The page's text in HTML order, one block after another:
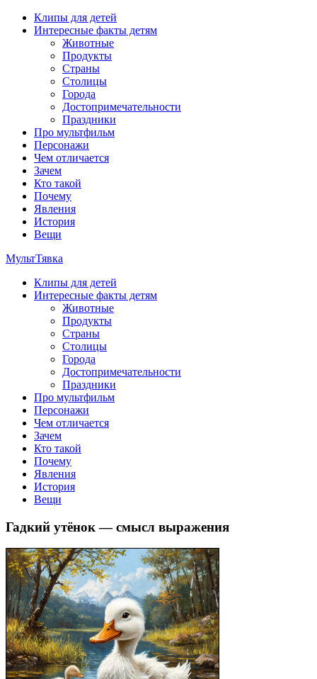
Перейти
содержимому
Клипы для детей
Интересные факты детям
Животные
Продукты
Страны
Столицы
Города
Достопримечательности
Праздники
Про мультфильм
Персонажи
Чем отличается
Зачем
Кто такой
Почему
Явления
История
Вещи
МультТявка
интересные факты про страны, столицы и города, клипы из
мультфильмов, мульт-клипы, песни из мультиков, детские
клипы, интересные факты о мультфильмах и про персонажей
мультфильмов
Клипы для детей
Интересные факты детям
Животные
Продукты
Страны
Столицы
Города
Достопримечательности
Праздники
Про мультфильм
Персонажи
Чем отличается
Зачем
Кто такой
Почему
Явления
История
Вещи
Гадкий утёнок — смысл выражения